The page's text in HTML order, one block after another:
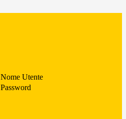
Nome Utente
Password